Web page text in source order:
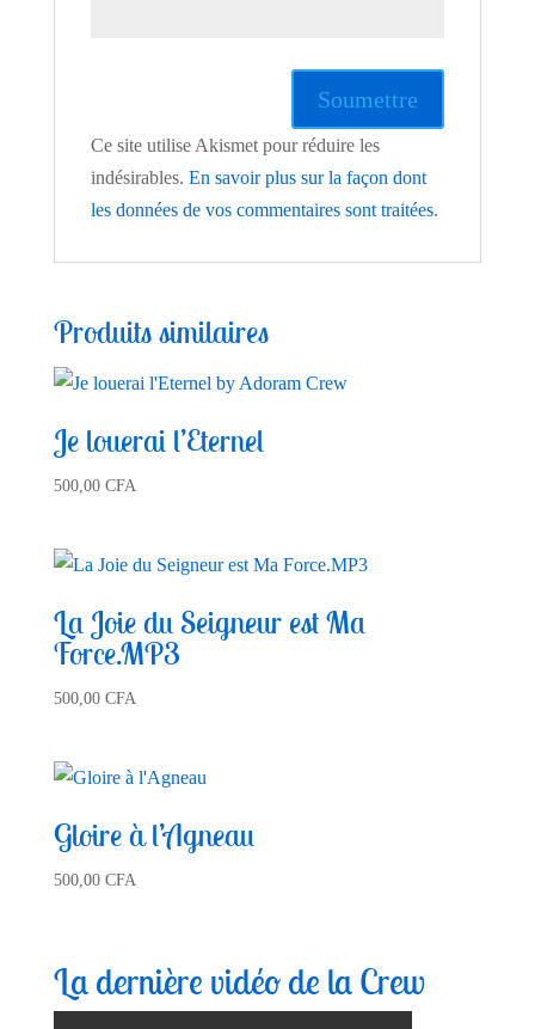
Ce site utilise Akismet pour réduire les
indésirables. En savoir plus sur la façon dont
les données de vos commentaires sont traitées.
Produits similaires
Je louerai l’Eternel
500,00 CFA
La Joie du Seigneur est Ma
Force.MP3
500,00 CFA
Gloire à l’Agneau
500,00 CFA
La dernière vidéo de la Crew